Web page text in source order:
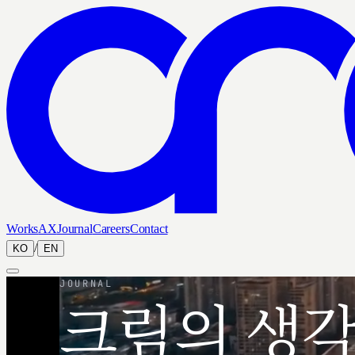
WorksAXJournalCareersContact
KO / EN
JOURNAL
크림의 생